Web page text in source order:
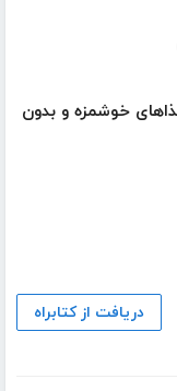
خوشمزه و بدون
دریافت از کتابراه